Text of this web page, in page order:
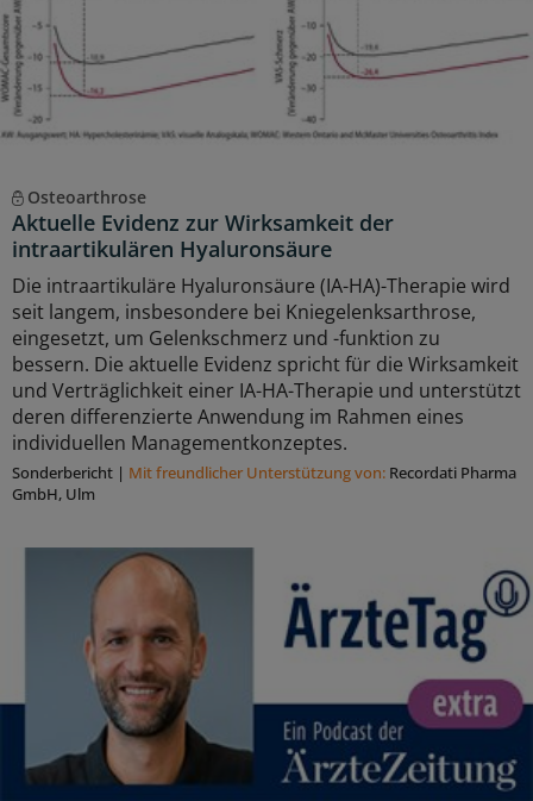
Osteoarthrose
Aktuelle Evidenz zur Wirksamkeit der
intraartikulären Hyaluronsäure
Die intraartikuläre Hyaluronsäure (IA-HA)-Therapie wird
seit langem, insbesondere bei Kniegelenksarthrose,
eingesetzt, um Gelenkschmerz und -funktion zu
bessern. Die aktuelle Evidenz spricht für die Wirksamkeit
und Verträglichkeit einer IA-HA-Therapie und unterstützt
deren differenzierte Anwendung im Rahmen eines
individuellen Managementkonzeptes.
Sonderbericht | Mit freundlicher Unterstützung von: Recordati Pharma
GmbH, Ulm